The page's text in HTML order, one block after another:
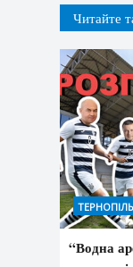
Читайте
“Водна